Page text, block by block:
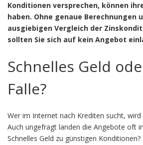
Konditionen versprechen, können
haben. Ohne genaue Berechnungen
ausgiebigen Vergleich der
sollten Sie sich auf kein Angebot
Schnelles Geld
Falle?
Wer im Internet nach Krediten sucht, wird
Auch ungefragt landen die Angebote oft
Schnelles Geld zu günstigen